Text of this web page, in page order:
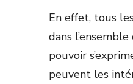
En effet, tous
dans
pouvoir
peuvent les